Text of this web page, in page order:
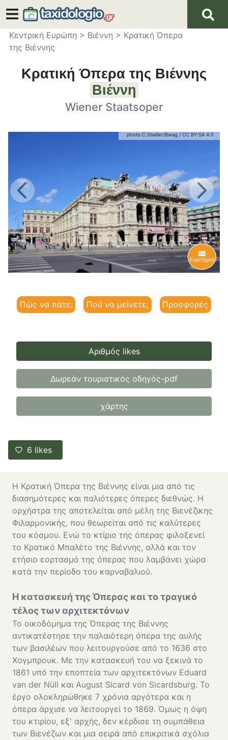
Κεντρική Ευρώπη > Βιέννη > Κρατική Όπερα
της Βιέννης
Κρατική Όπερα της Βιέννης
Βιέννη
Wiener Staatsoper
photo:C.Stadler/Bwag / CC BY-SA 4.0
Εισιτήρια
Πώς να πάτε; Πού να μείνετε; Προσφορές
Αριθμός likes
Δωρεάν τουριστικός οδηγός-pdf
χάρτης
6 likes
Η Κρατική Όπερα της Βιέννης είναι μια από τις
διασημότερες και παλιότερες όπερες διεθνώς. Η
ορχήστρα της αποτελείται από μέλη της Βιενέζικης
Φιλαρμονικής, που θεωρείται από τις καλύτερες
του κόσμου. Ενώ το κτίριο της όπερας φιλοξενεί
το Κρατικό Μπαλέτο της Βιέννης, αλλά και τον
ετήσιο εορτασμό της όπερας που λαμβάνει χώρα
κατά την περίοδο του καρναβαλιού.
Η κατασκευή της Όπερας και το τραγικό
τέλος των αρχιτεκτόνων
Το οικοδόμημα της Όπερας της Βιέννης
αντικατέστησε την παλαιότερη όπερα της αυλής
των βασιλέων που λειτουργούσε από το 1636 στο
Χογμπρουκ. Με την κατασκευή του να ξεκινά το
1861 υπό την εποπτεία των αρχιτεκτόνων Eduard
van der Nüll και August Sicard von Sicardsburg. Το
έργο ολοκληρώθηκε 7 χρόνια αργότερα και η
όπερα άρχισε να λειτουργεί το 1869. Όμως η όψη
του κτιρίου, εξ' αρχής, δεν κέρδισε τη συμπάθεια
των Βιενέζων και μια σειρά από επικριτικά σχόλια